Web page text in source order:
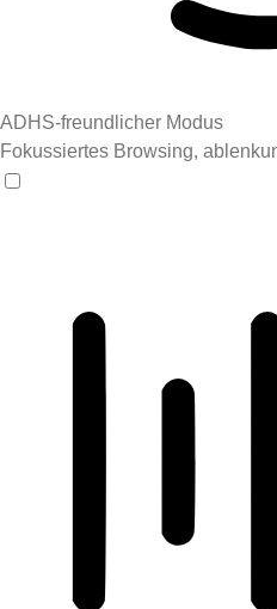
ADHS-freundlicher Modus
Fokussiertes Browsing,